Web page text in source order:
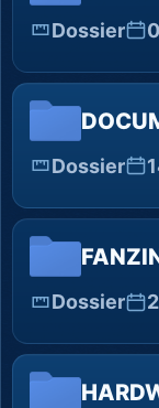
Dossier
Dossier
Dossier